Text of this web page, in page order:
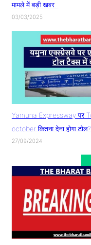
मामले में बड़ी खबर..
03/03/2025
Yamuna Expressway पर
october कितना देना होगा टोल?
27/09/2024